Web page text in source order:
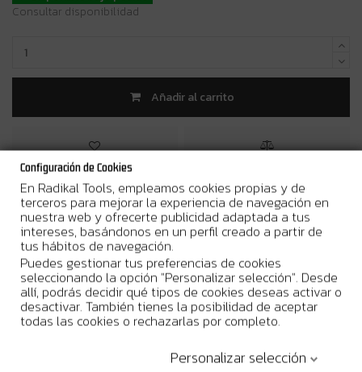
Consultar disponibilidad
Añadir al carrito
¿Por qué comprar en Radikal Tools?
Entrega en 24/48h laborables
Stock real. Envío urgente disponible
Garantia Oficial del Fabricante
Configuración de Cookies
En Radikal Tools, empleamos cookies propias y de
terceros para mejorar la experiencia de navegación en
nuestra web y ofrecerte publicidad adaptada a tus
intereses, basándonos en un perfil creado a partir de
tus hábitos de navegación.
Puedes gestionar tus preferencias de cookies
seleccionando la opción "Personalizar selección". Desde
allí, podrás decidir qué tipos de cookies deseas activar o
desactivar. También tienes la posibilidad de aceptar
todas las cookies o rechazarlas por completo.
Personalizar selección